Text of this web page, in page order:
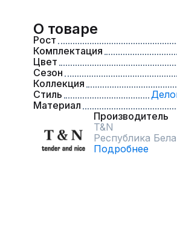
О товаре
Рост
Комплектация
Цвет
Сезон
Коллекция
Стиль
Материал
Производитель
T&N
Республика
Подробнее